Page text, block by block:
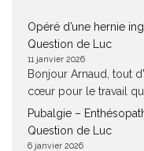
Opéré d’une hernie
Question de Luc
11 janvier 2026
Bonjour Arnaud, tout
cœur pour le travail
Pubalgie –
Question de Luc
6 janvier 2026